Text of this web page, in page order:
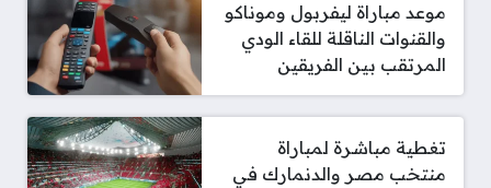
موعد مباراة ليفربول وموناكو
والقنوات الناقلة للقاء الودي
المرتقب بين الفريقين
تغطية مباشرة لمباراة
منتخب مصر والدنمارك في